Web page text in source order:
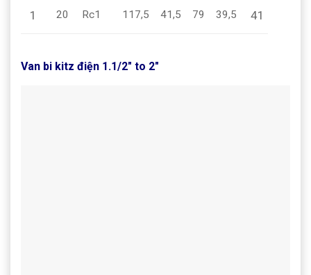
1 20 Rc1 117,5 41,5 79 39,5 41
Van bi kitz điện 1.1/2″ to 2″